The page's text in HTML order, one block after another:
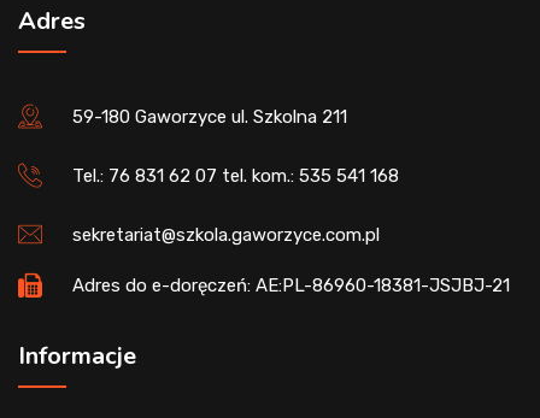
Adres
59-180 Gaworzyce ul. Szkolna 211
Tel.: 76 831 62 07 tel. kom.: 535 541 168
sekretariat@szkola.gaworzyce.com.pl
Adres do e-doręczeń: AE:PL-86960-18381-JSJBJ-21
Informacje